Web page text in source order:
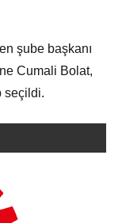
şube başkanı
Cumali Bolat,
seçildi.